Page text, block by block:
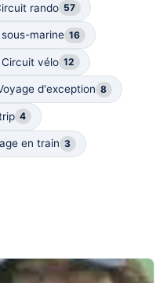
rando 57
marine 16
Circuit vélo 12
d'exception 8
4
en train 3